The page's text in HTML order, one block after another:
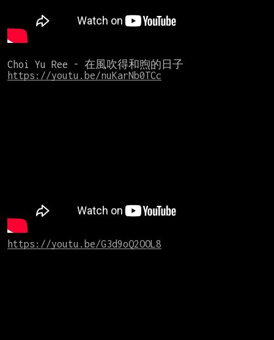
https://youtu.be/nuKarNb0TCc
https://youtu.be/G3d9oQ2OOL8